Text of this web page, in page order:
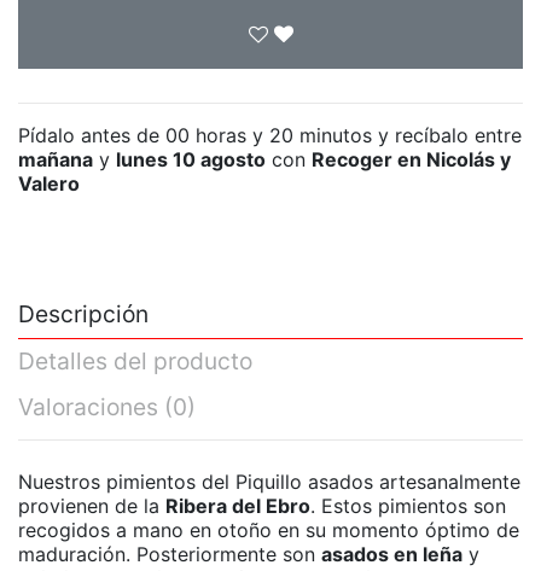
Pídalo antes de 00 horas y 20 minutos y recíbalo entre
mañana y lunes 10 agosto con Recoger en Nicolás y
Valero
Descripción
Detalles del producto
Valoraciones (0)
Nuestros pimientos del Piquillo asados artesanalmente
provienen de la Ribera del Ebro. Estos pimientos son
recogidos a mano en otoño en su momento óptimo de
maduración. Posteriormente son asados en leña y